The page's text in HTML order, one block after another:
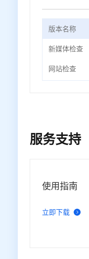
版本名称
新媒体检查
网站检查
服务支持
使用指南
立即下载